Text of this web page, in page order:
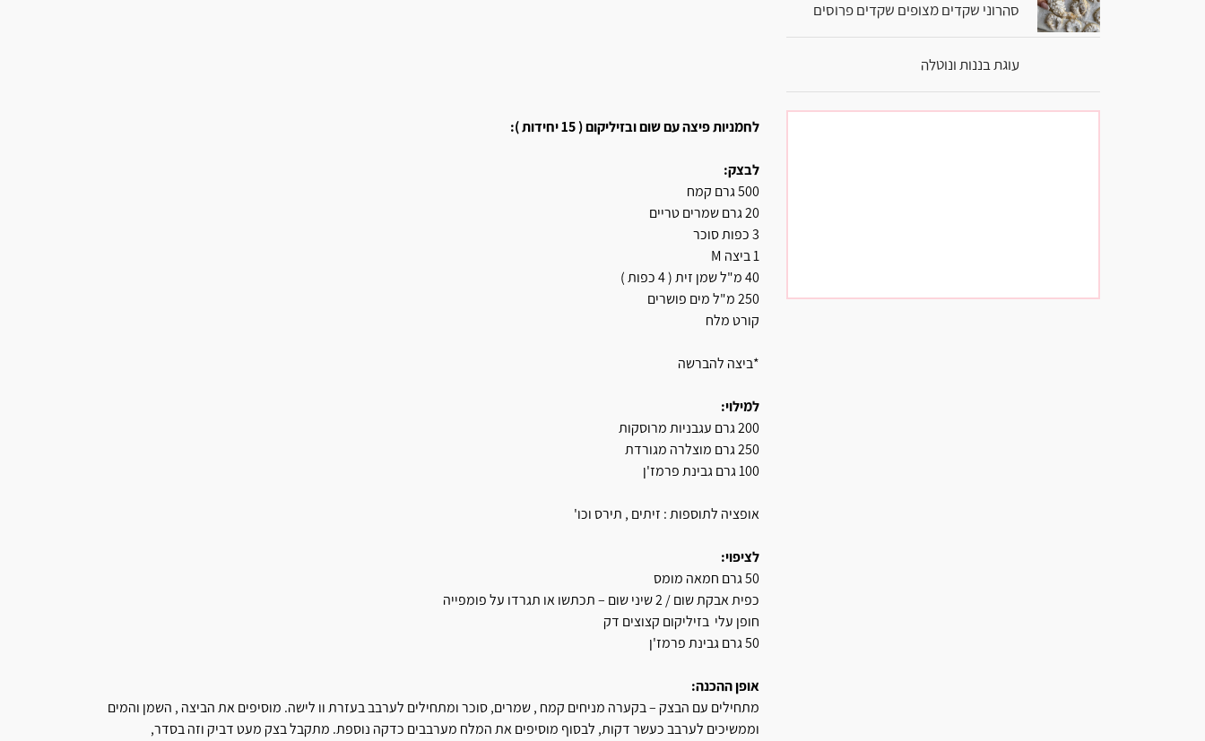
סהרוני שקדים מצופים שקדים פרוסים
עוגת בננות ונוטלה
לחמניות פיצה עם שום ובזיליקום ( 15 יחידות ):
לבצק:
500 גרם קמח
20 גרם שמרים טריים
3 כפות סוכר
1 ביצה M
40 מ"ל שמן זית ( 4 כפות )
250 מ"ל מים פושרים
קורט מלח
*ביצה להברשה
למילוי:
200 גרם עגבניות מרוסקות
250 גרם מוצלרה מגורדת
100 גרם גבינת פרמז'ן
אופציה לתוספות : זיתים , תירס וכו'
לציפוי:
50 גרם חמאה מומס
כפית אבקת שום / 2 שיני שום – תכתשו או תגרדו על פומפייה
חופן עלי בזיליקום קצוצים דק
50 גרם גבינת פרמז'ן
אופן ההכנה:
מתחילים עם הבצק – בקערה מניחים קמח , שמרים, סוכר ומתחילים לערבב בעזרת וו לישה. מוסיפים את הביצה , השמן והמים
וממשיכים לערבב כעשר דקות, לבסוף מוסיפים את המלח מערבבים כדקה נוספת. מתקבל בצק מעט דביק וזה בסדר,